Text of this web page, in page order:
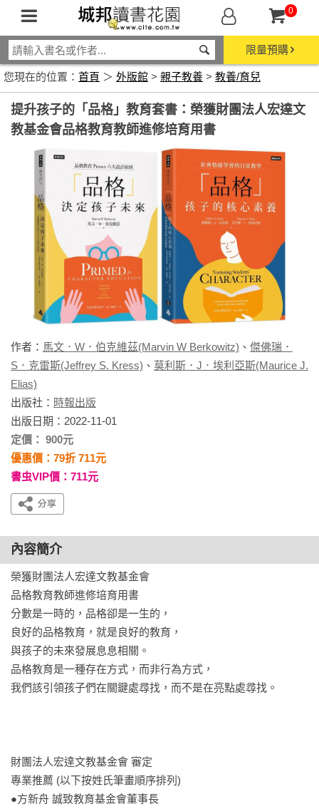
0
限量預購
您現在的位置： 首頁 ＞ 外版館 > 親子教養 > 教養/育兒
提升孩子的「品格」教育套書：榮獲財團法人宏達文
教基金會品格教育教師進修培育用書
作者： 馬文．W．伯克維茲(Marvin W Berkowitz) 、 傑佛瑞．
S．克雷斯(Jeffrey S. Kress) 、 莫利斯．J．埃利亞斯(Maurice J.
Elias)
出版社： 時報出版
出版日期：2022-11-01
定價： 900元
優惠價：79折 711元
書虫VIP價：711元
內容簡介
榮獲財團法人宏達文教基金會
品格教育教師進修培育用書
分數是一時的，品格卻是一生的，
良好的品格教育，就是良好的教育，
與孩子的未來發展息息相關。
品格教育是一種存在方式，而非行為方式，
我們該引領孩子們在關鍵處尋找，而不是在亮點處尋找。
財團法人宏達文教基金會 審定
專業推薦 (以下按姓氏筆畫順序排列)
●方新舟 誠致教育基金會董事長